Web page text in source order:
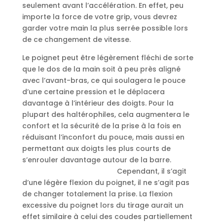
seulement avant l’accélération. En effet, peu
importe la force de votre grip, vous devrez
garder votre main la plus serrée possible lors
de ce changement de vitesse.
Le poignet peut être légèrement fléchi de sorte
que le dos de la main soit à peu près aligné
avec l’avant-bras, ce qui soulagera le pouce
d’une certaine pression et le déplacera
davantage à l’intérieur des doigts. Pour la
plupart des haltérophiles, cela augmentera le
confort et la sécurité de la prise à la fois en
réduisant l’inconfort du pouce, mais aussi en
permettant aux doigts les plus courts de
s’enrouler davantage autour de la barre.
Cependant, il s’agit
d’une légère flexion du poignet, il ne s’agit pas
de changer totalement la prise. La flexion
excessive du poignet lors du tirage aurait un
effet similaire à celui des coudes partiellement